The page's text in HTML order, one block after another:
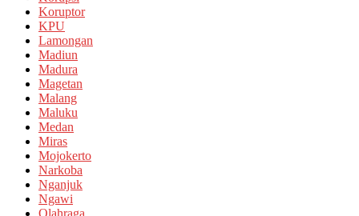
Koruptor
KPU
Lamongan
Madiun
Madura
Magetan
Malang
Maluku
Medan
Miras
Mojokerto
Narkoba
Nganjuk
Ngawi
Olahraga